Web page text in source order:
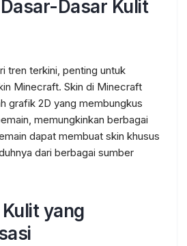
Dasar Kulit
tren terkini, penting untuk
Minecraft. Skin di Minecraft
grafik 2D yang membungkus
memungkinkan berbagai
dapat membuat skin khusus
dari berbagai sumber
yang